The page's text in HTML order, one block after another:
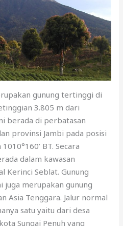
gunung tertinggi di
3.805 m dari
berada di perbatasan
provinsi Jambi pada posisi
BT. Secara
dalam kawasan
Kerinci Seblat. Gunung
merupakan gunung
Asia Tenggara. Jalur normal
satu yaitu dari desa
Sungai Penuh yang